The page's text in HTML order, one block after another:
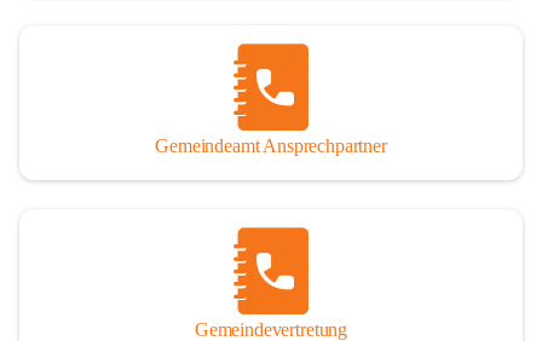
Gemeindeamt Ansprechpartner
Gemeindevertretung